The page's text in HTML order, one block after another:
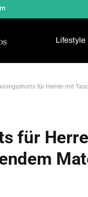
Lifestyle
für Herren mit
für